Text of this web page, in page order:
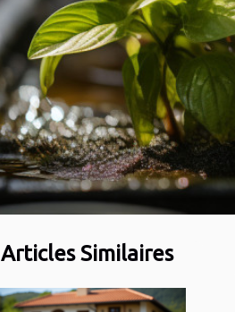
Articles Similaires